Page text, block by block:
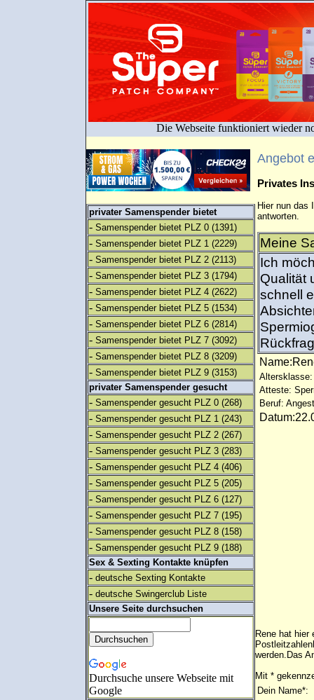
Die Webseite funktioniert wieder
privater Samenspender bietet
- Samenspender bietet PLZ 0 (1391)
- Samenspender bietet PLZ 1 (2229)
- Samenspender bietet PLZ 2 (2113)
- Samenspender bietet PLZ 3 (1794)
- Samenspender bietet PLZ 4 (2622)
- Samenspender bietet PLZ 5 (1534)
- Samenspender bietet PLZ 6 (2814)
- Samenspender bietet PLZ 7 (3092)
- Samenspender bietet PLZ 8 (3209)
- Samenspender bietet PLZ 9 (3153)
privater Samenspender gesucht
- Samenspender gesucht PLZ 0 (268)
- Samenspender gesucht PLZ 1 (243)
- Samenspender gesucht PLZ 2 (267)
- Samenspender gesucht PLZ 3 (283)
- Samenspender gesucht PLZ 4 (406)
- Samenspender gesucht PLZ 5 (205)
- Samenspender gesucht PLZ 6 (127)
- Samenspender gesucht PLZ 7 (195)
- Samenspender gesucht PLZ 8 (158)
- Samenspender gesucht PLZ 9 (188)
Sex & Sexting Kontakte knüpfen
- deutsche Sexting Kontakte
- deutsche Swingerclub Liste
Unsere Seite durchsuchen
Durchsuche unsere Webseite mit
Google
Angebot
Privates
Hier nun das
antworten.
Meine
Ich
Qualität
schnell
Altersklasse:
Atteste:
Beruf:
Rene hat hier
werden.Das
Mit *
Dein Name*: